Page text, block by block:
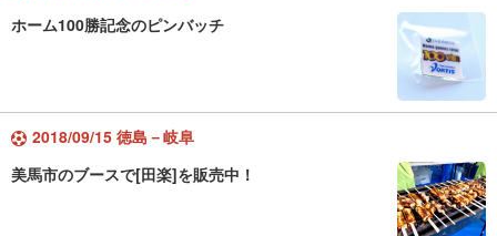
ホーム100勝記念のピンバッチ
2018/09/15 徳島－岐阜
美馬市のブースで[田楽]を販売中！